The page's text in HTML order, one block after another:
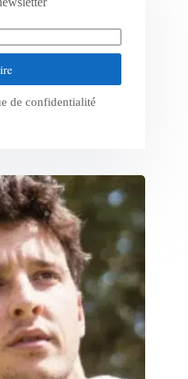
de confidentialité